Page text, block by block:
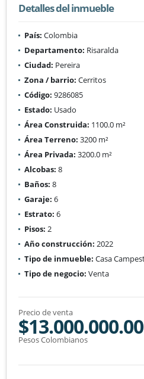
Detalles del inmueble
País: Colombia
Departamento: Risaralda
Ciudad: Pereira
Zona / barrio: Cerritos
Código: 9286085
Estado: Usado
Área Construida: 1100.0 m²
Área Terreno: 3200 m²
Área Privada: 3200.0 m²
Alcobas: 8
Baños: 8
Garaje: 6
Estrato: 6
Pisos: 2
Año construcción: 2022
Tipo de inmueble: Casa
Tipo de negocio: Venta
Precio de venta
Pesos Colombianos